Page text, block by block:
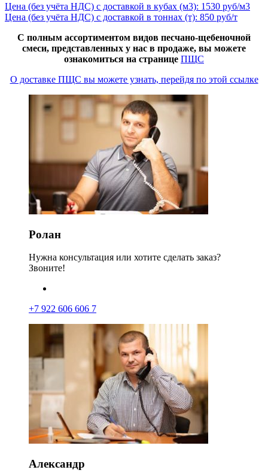
Цена (без учёта НДС) с доставкой в кубах (м3): 1530 руб/м3
Цена (без учёта НДС) с доставкой в тоннах (т): 850 руб/т
С полным ассортиментом видов песчано-щебеночной
смеси, представленных у нас в продаже, вы можете
ознакомиться на странице ПЩС
О доставке ПЩС вы можете узнать, перейдя по этой ссылке
Ролан
Нужна консультация или хотите сделать заказ?
Звоните!
+7 922 606 606 7
Александр